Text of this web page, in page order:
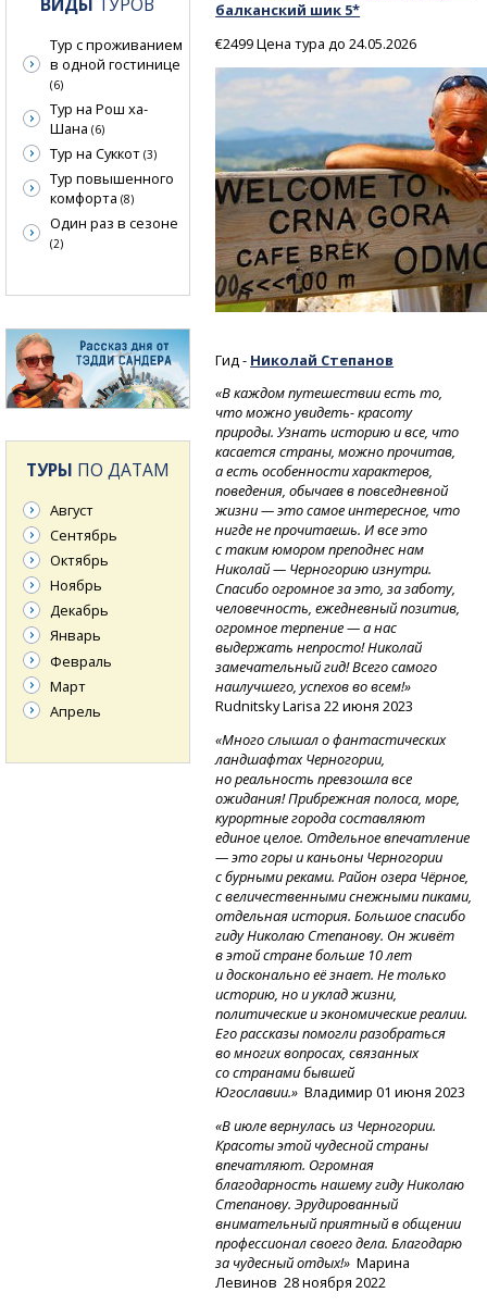
балканский шик 5*
€2499 Цена тура до 24.05.2026
Гид - Николай Степанов
«В каждом путешествии есть то,
что можно увидеть- красоту
природы. Узнать историю и все, что
касается страны, можно прочитав,
а есть особенности характеров,
поведения, обычаев в повседневной
жизни — это самое интересное, что
нигде не прочитаешь. И все это
с таким юмором преподнес нам
Николай — Черногорию изнутри.
Спасибо огромное за это, за заботу,
человечность, ежедневный позитив,
огромное терпение — а нас
выдержать непросто! Николай
замечательный гид! Всего самого
наилучшего, успехов во всем!»
Rudnitsky Larisa 22 июня 2023
«Много слышал о фантастических
ландшафтах Черногории,
но реальность превзошла все
ожидания! Прибрежная полоса, море,
курортные города составляют
единое целое. Отдельное впечатление
— это горы и каньоны Черногории
с бурными реками. Район озера Чёрное,
с величественными снежными пиками,
отдельная история. Большое спасибо
гиду Николаю Степанову. Он живёт
в этой стране больше 10 лет
и досконально её знает. Не только
историю, но и уклад жизни,
политические и экономические реалии.
Его рассказы помогли разобраться
во многих вопросах, связанных
со странами бывшей
Югославии.» Владимир 01 июня 2023
«В июле вернулась из Черногории.
Красоты этой чудесной страны
впечатляют. Огромная
благодарность нашему гиду Николаю
Степанову. Эрудированный
внимательный приятный в общении
профессионал своего дела. Благодарю
за чудесный отдых!» Марина
Левинов 28 ноября 2022
Тур с проживанием
в одной гостинице
(6)
Тур на Рош ха-
Шана (6)
Тур на Суккот (3)
Тур повышенного
комфорта (8)
Один раз в сезоне
(2)
ТУРЫ ПО ДАТАМ
Август
Сентябрь
Октябрь
Ноябрь
Декабрь
Январь
Февраль
Март
Апрель